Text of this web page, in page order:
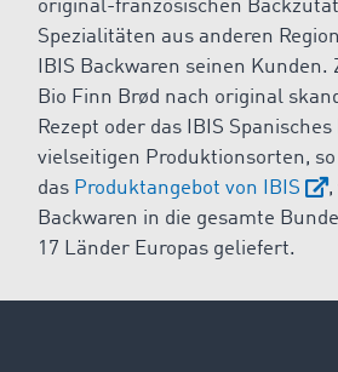
original-französischen
Spezialitäten aus anderen
IBIS Backwaren seinen Kunden.
Bio Finn Brød nach original
Rezept oder das IBIS
vielseitigen Produktionsorten,
das Produktangebot von IBIS
,
Backwaren in die gesamte
17 Länder Europas geliefert.